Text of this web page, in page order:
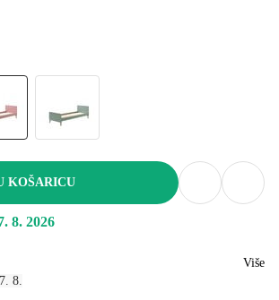
KOŠARICU
8. 2026
8.
Više